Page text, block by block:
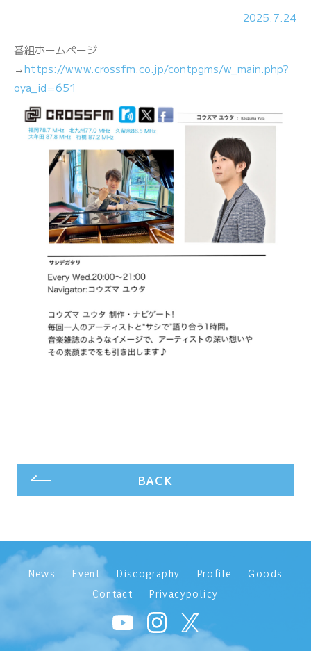
2025.7.24
番組ホームページ
→https://www.crossfm.co.jp/contpgms/w_main.php?
oya_id=651
BACK
News Event Discography Profile
Goods
Contact
Privacypolicy